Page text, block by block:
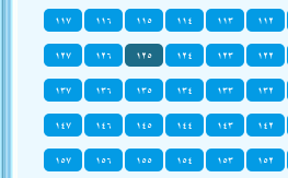
١١٢ ١١٣ ١١٤ ١١٥ ١١٦
١١٧
١٢٢ ١٢٣ ١٢٤ ١٢٥ ١٢٦
١٢٧
١٣٢ ١٣٣ ١٣٤ ١٣٥ ١٣٦
١٣٧
١٤٢ ١٤٣ ١٤٤ ١٤٥ ١٤٦
١٤٧
١٥٢ ١٥٣ ١٥٤ ١٥٥ ١٥٦
١٥٧